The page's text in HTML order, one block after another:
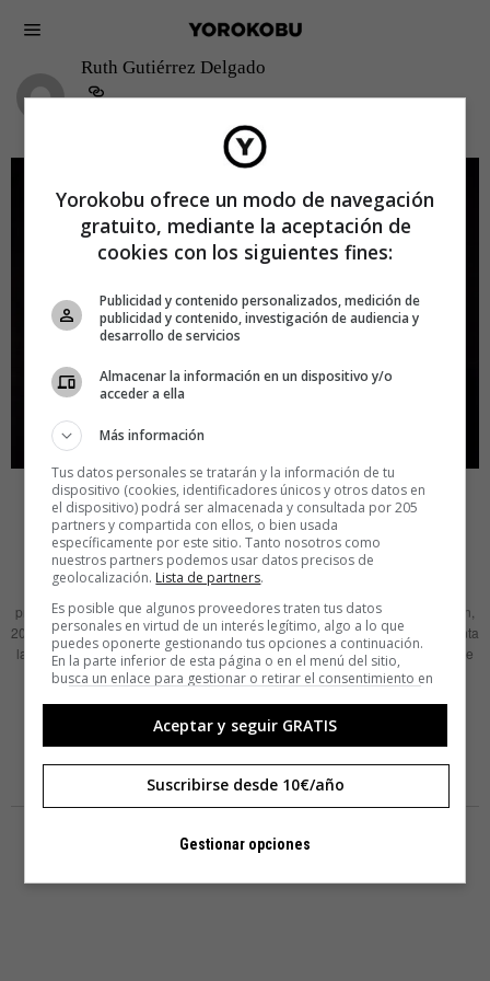
Ruth Gutiérrez Delgado
CINE/TV · CREATIVIDAD RUTH GUTIÉRREZ DELGADO
No es lo mismo ‘tú’ que ‘vuesa
merced’: series, Historia y lenguaje
“La muerte menos temida da más vida”. Son palabras de Inés Suárez, la
protagonista de la miniserie Inés del alma mía (TVE, Boomerang, Chilevisión,
2020), un biopic basado en la novela homónima de Isabel Allende, que cuenta
la vida de esta exploradora extremeña que participó en la expedición a Chile
junto a Pedro de Valdivia, en 1539. Estas palabras, en
Yorokobu ofrece un modo de navegación
gratuito, mediante la aceptación de
cookies con los siguientes fines:
Publicidad y contenido personalizados, medición de
publicidad y contenido, investigación de audiencia y
desarrollo de servicios
Almacenar la información en un dispositivo y/o
acceder a ella
Más información
Tus datos personales se tratarán y la información de tu
dispositivo (cookies, identificadores únicos y otros datos en
el dispositivo) podrá ser almacenada y consultada por 205
partners y compartida con ellos, o bien usada
específicamente por este sitio. Tanto nosotros como
nuestros partners podemos usar datos precisos de
geolocalización. Lista de partners.
Es posible que algunos proveedores traten tus datos
personales en virtud de un interés legítimo, algo a lo que
puedes oponerte gestionando tus opciones a continuación.
En la parte inferior de esta página o en el menú del sitio,
busca un enlace para gestionar o retirar el consentimiento en
Aceptar y seguir GRATIS
Suscribirse desde 10€/año
Gestionar opciones